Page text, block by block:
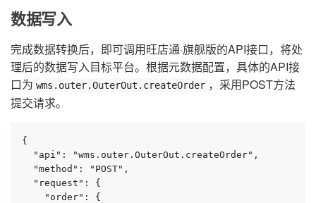
数据写入
完成数据转换后，即可调用旺店通·旗舰版的API接口，将处
理后的数据写入目标平台。根据元数据配置，具体的API接
口为 wms.outer.OuterOut.createOrder ，采用POST方法
提交请求。
{
  "api": "wms.outer.OuterOut.createOrder",
  "method": "POST",
  "request": {
    "order": {